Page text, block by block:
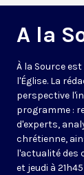
A la
À la Source
l'Église. La
perspective
programme :
d'experts,
chrétienne,
l'actualité des
et jeudi à